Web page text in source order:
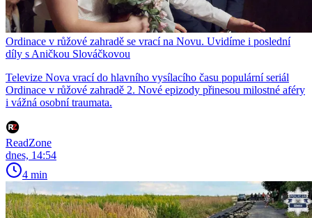
Ordinace v růžové zahradě se vrací na Novu. Uvidíme i poslední
díly s Aničkou Slováčkovou
Televize Nova vrací do hlavního vysílacího času populární seriál
Ordinace v růžové zahradě 2. Nové epizody přinesou milostné aféry
i vážná osobní traumata.
ReadZone
dnes, 14:54
4 min